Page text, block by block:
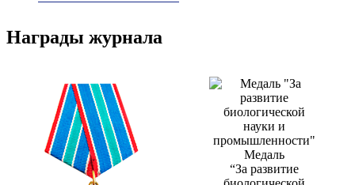
Награды журнала
Медаль
“За развитие